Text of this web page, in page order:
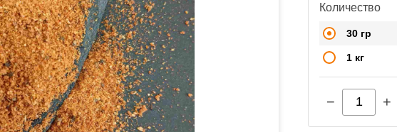
Количество
30 гр
1 кг
− +